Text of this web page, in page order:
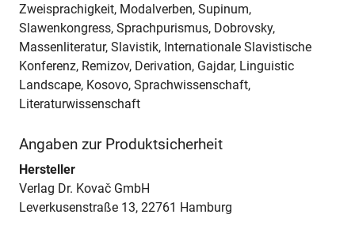
Zweisprachigkeit, Modalverben, Supinum,
Slawenkongress, Sprachpurismus, Dobrovsky,
Massenliteratur, Slavistik, Internationale Slavistische
Konferenz, Remizov, Derivation, Gajdar, Linguistic
Landscape, Kosovo, Sprachwissenschaft,
Literaturwissenschaft
Angaben zur Produktsicherheit
Hersteller
Verlag Dr. Kovač GmbH
Leverkusenstraße 13, 22761 Hamburg